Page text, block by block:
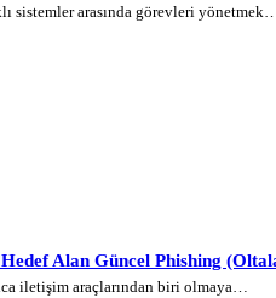
sistemler arasında görevleri
Alan Güncel Phishing
iletişim araçlarından biri olmaya…